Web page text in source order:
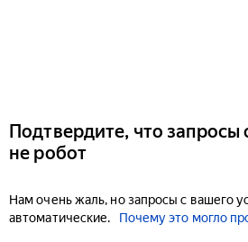
Подтвердите, что запросы
не робот
Нам очень жаль, но запросы с вашего
автоматические.
Почему это могло